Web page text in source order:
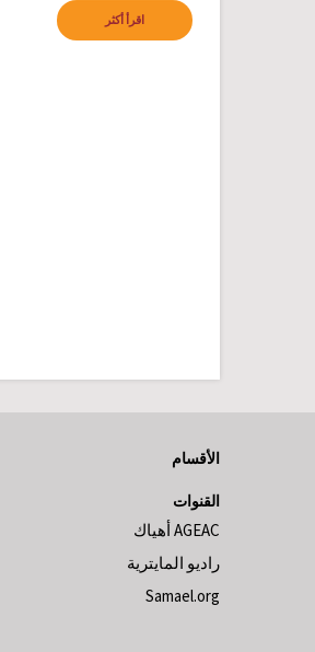
اقرأ أكثر
الأقسام
القنوات
AGEAC أهياك
راديو المايترية
Samael.org